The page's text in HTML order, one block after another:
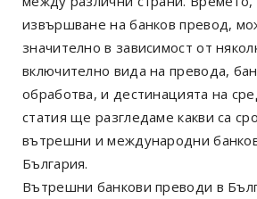
извършване на банков превод,
значително в зависимост от
включително вида на превода,
обработва, и дестинацията на
статия ще разгледаме какви са
вътрешни и международни
България.
Вътрешни банкови преводи в